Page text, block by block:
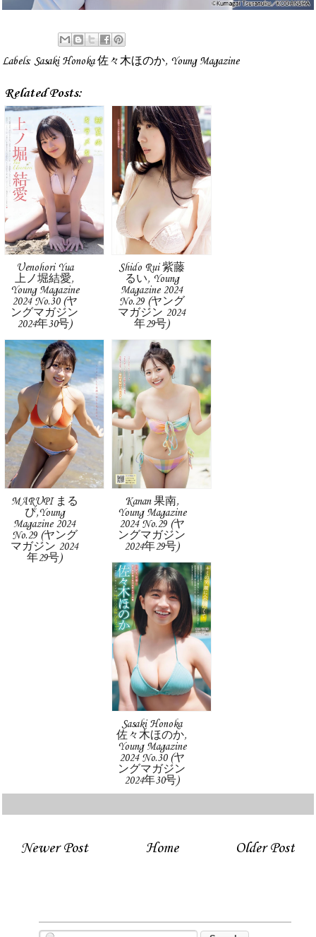
Labels: Sasaki Honoka 佐々木ほのか, Young Magazine
Related Posts:
Uenohori Yua
上ノ堀結愛,
Young Magazine
2024 No.30 (ヤ
ングマガジン
2024年30号)
Shido Rui 紫藤
るい, Young
Magazine 2024
No.29 (ヤング
マガジン 2024
年29号)
MARUPI まる
ぴ,Young
Magazine 2024
No.29 (ヤング
マガジン 2024
年29号)
Kanan 果南,
Young Magazine
2024 No.29 (ヤ
ングマガジン
2024年29号)
Sasaki Honoka
佐々木ほのか,
Young Magazine
2024 No.30 (ヤ
ングマガジン
2024年30号)
Newer Post Older Post
Home